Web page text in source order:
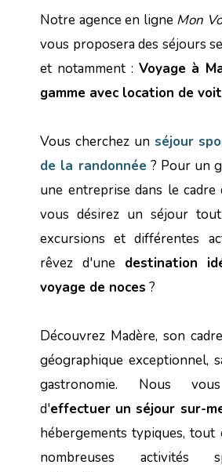
Notre agence en ligne Mon
vous proposera des séjours
et notamment : Voyage à
gamme avec location de
Vous cherchez un séjour
de la randonnée ? Pour un
une entreprise dans le cadre
vous désirez un séjour
excursions et différentes
rêvez d'une destination
voyage de noces ?
Découvrez Madère, son
géographique exceptionnel,
gastronomie. Nous
d'effectuer un séjour sur-
hébergements typiques,
nombreuses activités